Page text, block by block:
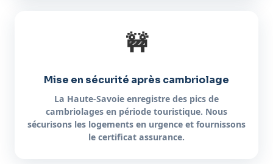
🚧
Mise en sécurité après cambriolage
La Haute-Savoie enregistre des pics de
cambriolages en période touristique. Nous
sécurisons les logements en urgence et fournissons
le certificat assurance.